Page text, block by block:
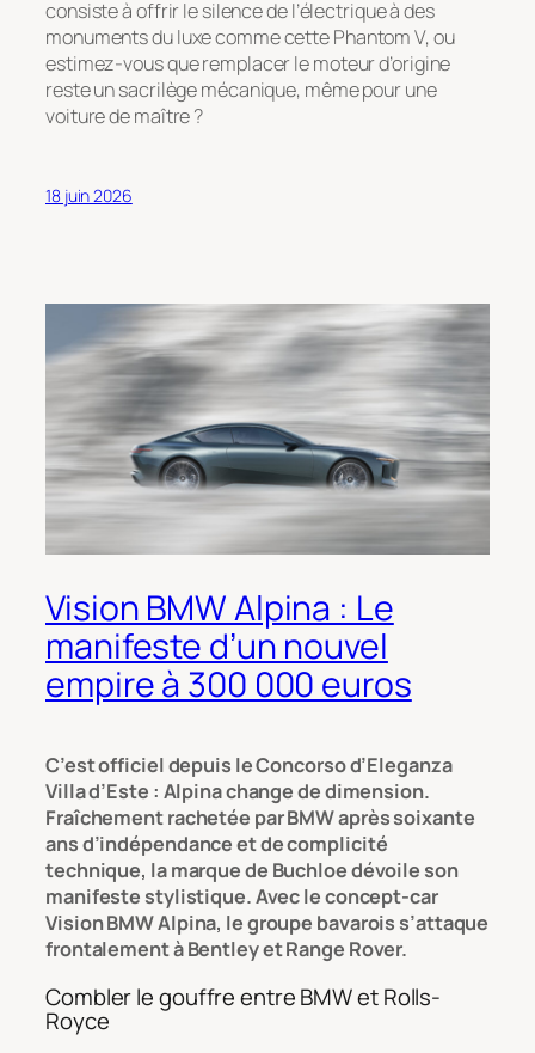
consiste à offrir le silence de l’électrique à des
monuments du luxe comme cette Phantom V, ou
estimez-vous que remplacer le moteur d’origine
reste un sacrilège mécanique, même pour une
voiture de maître ?
18 juin 2026
Vision BMW Alpina : Le
manifeste d’un nouvel
empire à 300 000 euros
C’est officiel depuis le Concorso d’Eleganza
Villa d’Este : Alpina change de dimension.
Fraîchement rachetée par BMW après soixante
ans d’indépendance et de complicité
technique, la marque de Buchloe dévoile son
manifeste stylistique. Avec le concept-car
Vision BMW Alpina, le groupe bavarois s’attaque
frontalement à Bentley et Range Rover.
Combler le gouffre entre BMW et Rolls-
Royce